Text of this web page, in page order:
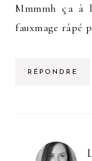
Mmmmh ça à
fauxmage râpé
RÉPONDRE